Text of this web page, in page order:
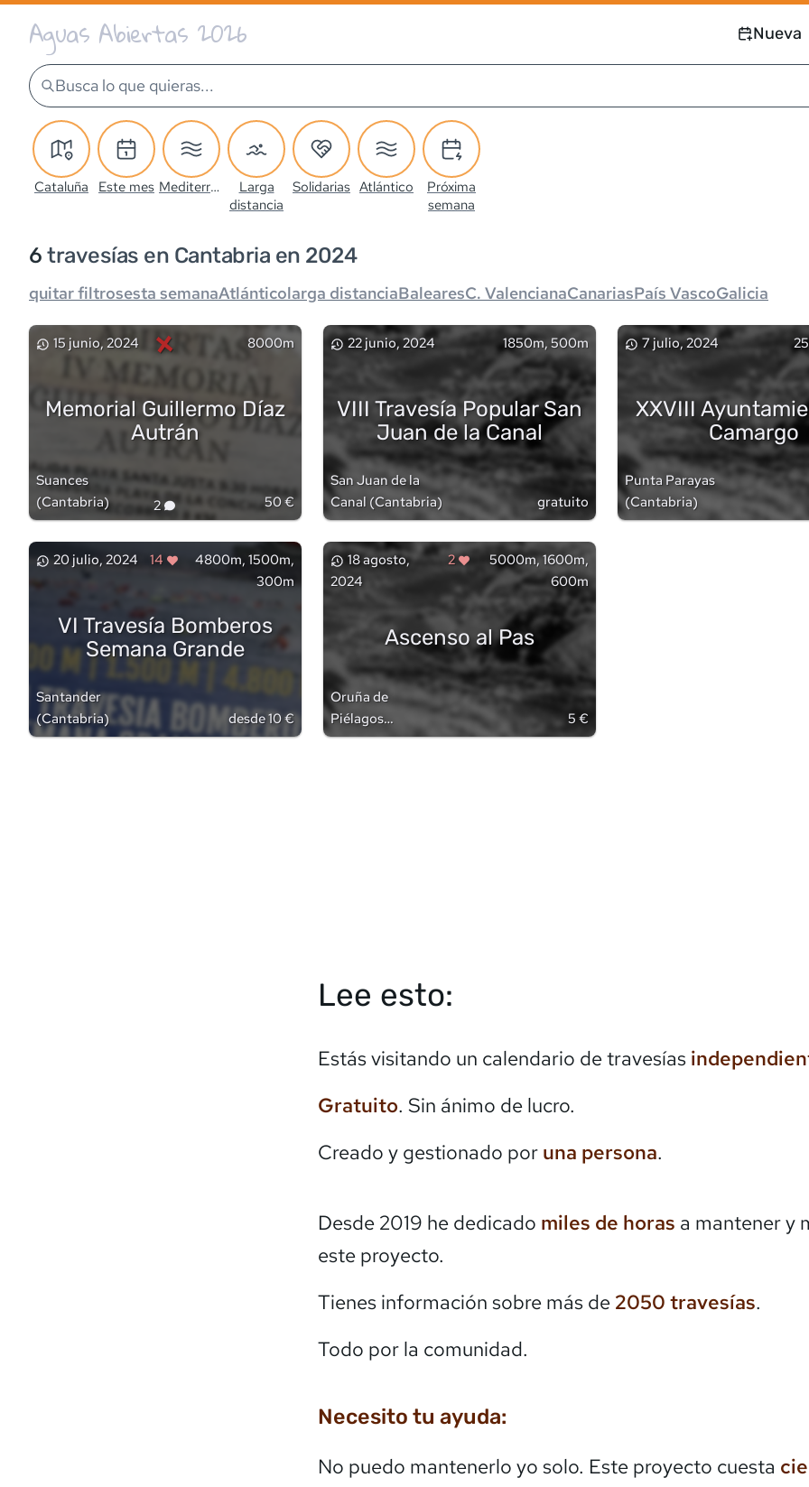
Aguas Abiertas 2026 Nueva
Busca lo que quieras...
Cataluña Este mes Mediterráneo
Larga
distancia
Solidarias Atlántico
Próxima
semana
6 travesías en Cantabria en 2024
quitar filtrosesta semanaAtlánticolarga distanciaBalearesC. ValencianaCanariasPaís VascoGalicia
15 junio, 2024 × 8000m
Memorial Guillermo Díaz
Autrán
Suances
(Cantabria) 2 50 €
22 junio, 2024 1850m, 500m
VIII Travesía Popular San
Juan de la Canal
San Juan de la
Canal (Cantabria) gratuito
7 julio, 2024
XXVIII
Camargo
Punta Parayas
(Cantabria)
20 julio, 2024 14
4800m, 1500m,
300m
VI Travesía Bomberos
Semana Grande
Santander
(Cantabria) desde 10 €
18 agosto,
2024
2
5000m, 1600m,
600m
Ascenso al Pas
Oruña de
Piélagos
(Cantabria)
5 €
Lee esto:
Estás visitando un calendario de travesías
Gratuito. Sin ánimo de lucro.
Creado y gestionado por una persona.
Desde 2019 he dedicado miles de horas a mantener y
este proyecto.
Tienes información sobre más de 2050 travesías.
Todo por la comunidad.
Necesito tu ayuda:
No puedo mantenerlo yo solo. Este proyecto cuesta